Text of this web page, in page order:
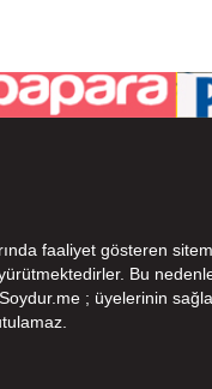
faaliyet gösteren
Bu
; üyelerinin